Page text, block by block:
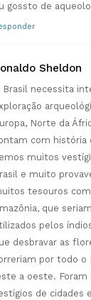
gossto de
Sheldon
Brasil necessita
Norte da
com história
muitos
e muito
tesouros
que
pelos
desbravar as
por todo o
a oeste.
de cidades